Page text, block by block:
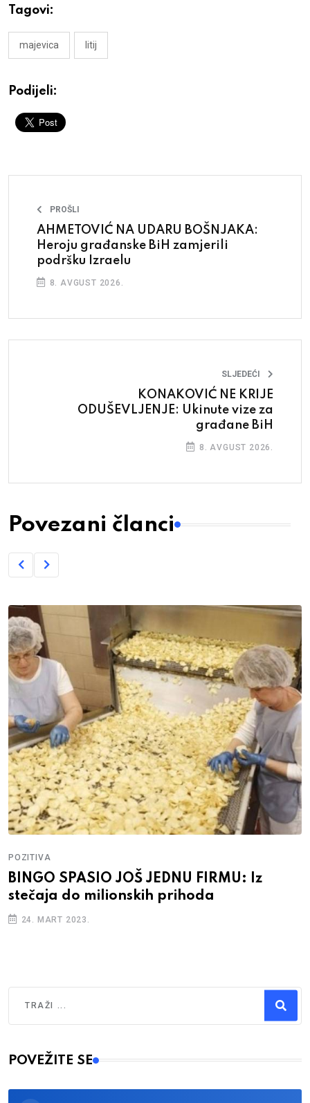
Tagovi:
majevica litij
Podijeli:
PROŠLI
AHMETOVIĆ NA UDARU BOŠNJAKA:
Heroju građanske BiH zamjerili
podršku Izraelu
8. AVGUST 2026.
SLJEDEĆI
KONAKOVIĆ NE KRIJE
ODUŠEVLJENJE: Ukinute vize za
građane BiH
8. AVGUST 2026.
Povezani članci
POZITIVA
BINGO SPASIO JOŠ JEDNU FIRMU: Iz
stečaja do milionskih prihoda
24. MART 2023.
Type 2 or more characters for results.
POVEŽITE SE